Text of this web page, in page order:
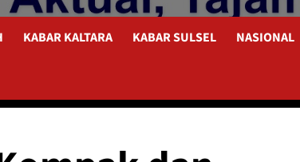
KABAR KALTARA KABAR SULSEL NASIONAL